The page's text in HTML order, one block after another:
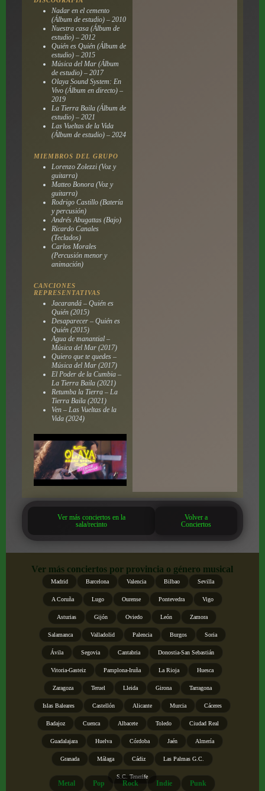
Nadar en el cemento
(Álbum de estudio) – 2010
Nuestra casa (Álbum de
estudio) – 2012
Quién es Quién (Álbum de
estudio) – 2015
Música del Mar (Álbum
de estudio) – 2017
Olaya Sound System: En
Vivo (Álbum en directo) –
2019
La Tierra Baila (Álbum de
estudio) – 2021
Las Vueltas de la Vida
(Álbum de estudio) – 2024
MIEMBROS DEL GRUPO
Lorenzo Zolezzi (Voz y
guitarra)
Matteo Bonora (Voz y
guitarra)
Rodrigo Castillo (Batería
y percusión)
Andrés Abugattas (Bajo)
Ricardo Canales
(Teclados)
Carlos Morales
(Percusión menor y
animación)
CANCIONES
REPRESENTATIVAS
Jacarandá – Quién es
Quién (2015)
Desaparecer – Quién es
Quién (2015)
Agua de manantial –
Música del Mar (2017)
Quiero que te quedes –
Música del Mar (2017)
El Poder de la Cumbia –
La Tierra Baila (2021)
Retumba la Tierra – La
Tierra Baila (2021)
Ven – Las Vueltas de la
Vida (2024)
Ver más conciertos en la
sala/recinto
Volver a
Conciertos
Ver más conciertos por provincia o género musical
Madrid Barcelona Valencia Bilbao Sevilla
A Coruña Lugo Ourense Pontevedra Vigo
Asturias Gijón Oviedo León Zamora
Salamanca Valladolid Palencia Burgos Soria
Ávila Segovia Cantabria Donostia-San Sebastián
Vitoria-Gasteiz Pamplona-Iruña La Rioja Huesca
Zaragoza Teruel Lleida Girona Tarragona
Islas Baleares Castellón Alicante Murcia Cáceres
Badajoz Cuenca Albacete Toledo Ciudad Real
Guadalajara Huelva Córdoba Jaén Almería
Granada Málaga Cádiz Las Palmas G.C.
S.C. Tenerife
Metal Pop Rock Indie Punk